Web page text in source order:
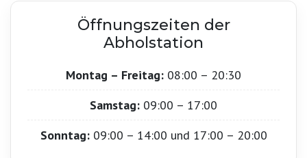
Öffnungszeiten der
Abholstation
Montag – Freitag: 08:00 – 20:30
Samstag: 09:00 – 17:00
Sonntag:09:00 – 14:00 und 17:00 – 20:00